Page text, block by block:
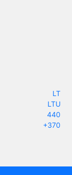
LT
LTU
440
+370